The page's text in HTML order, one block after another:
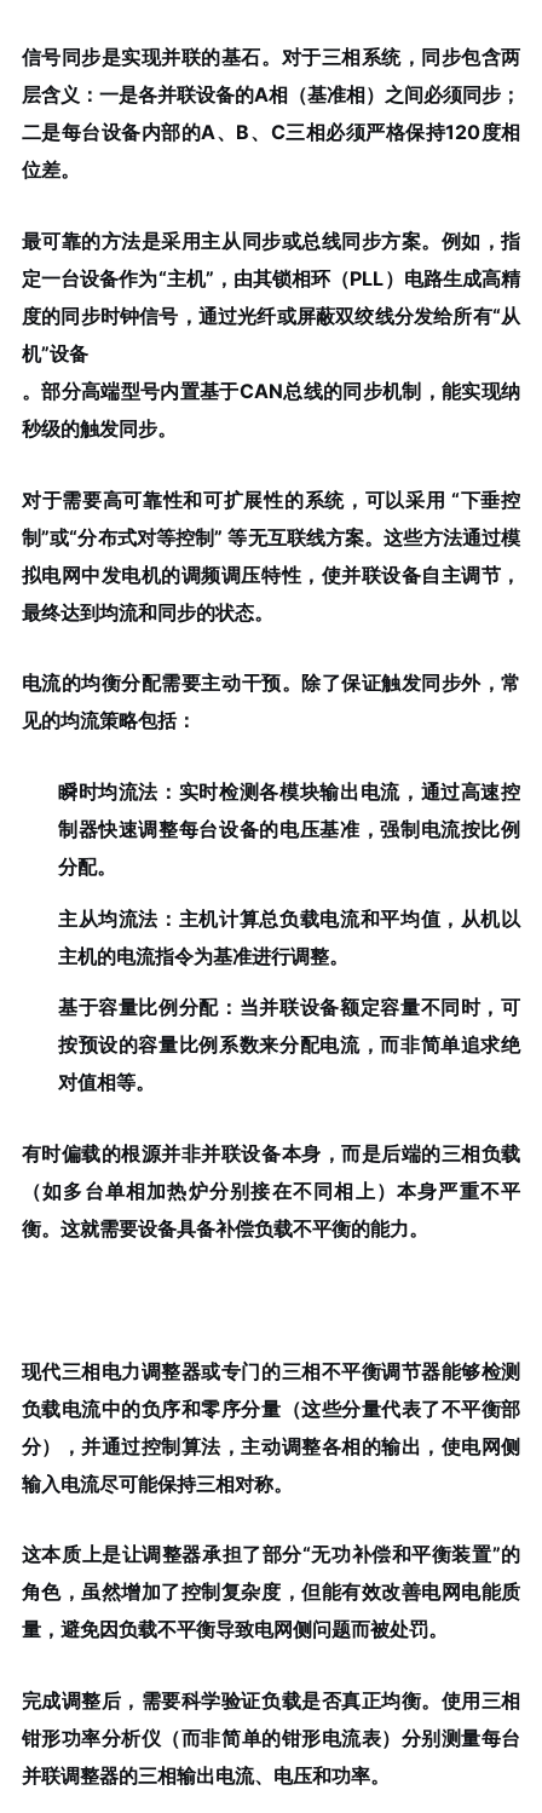
信号同步是实现并联的基石。对于三相系统，同步包含两
层含义：一是各并联设备的A相（基准相）之间必须同步；
二是每台设备内部的A、B、C三相必须严格保持120度相
位差。
最可靠的方法是采用主从同步或总线同步方案。例如，指
定一台设备作为“主机”，由其锁相环（PLL）电路生成高精
度的同步时钟信号，通过光纤或屏蔽双绞线分发给所有“从
机”设备
。部分高端型号内置基于CAN总线的同步机制，能实现纳
秒级的触发同步。
对于需要高可靠性和可扩展性的系统，可以采用“下垂控
制”或“分布式对等控制” 等无互联线方案。这些方法通过模
拟电网中发电机的调频调压特性，使并联设备自主调节，
最终达到均流和同步的状态。
电流的均衡分配需要主动干预。除了保证触发同步外，常
见的均流策略包括：
瞬时均流法 ：实时检测各模块输出电流，通过高速控
制器快速调整每台设备的电压基准，强制电流按比例
分配。
主从均流法 ：主机计算总负载电流和平均值，从机以
主机的电流指令为基准进行调整。
基于容量比例分配 ：当并联设备额定容量不同时，可
按预设的容量比例系数来分配电流，而非简单追求绝
对值相等。
有时偏载的根源并非并联设备本身，而是后端的三相负载
（如多台单相加热炉分别接在不同相上）本身严重不平
衡。这就需要设备具备补偿负载不平衡的能力。
现代三相电力调整器或专门的三相不平衡调节器能够检测
负载电流中的负序和零序分量 （这些分量代表了不平衡部
分），并通过控制算法，主动调整各相的输出，使电网侧
输入电流尽可能保持三相对称。
这本质上是让调整器承担了部分“无功补偿和平衡装置”的
角色，虽然增加了控制复杂度，但能有效改善电网电能质
量，避免因负载不平衡导致电网侧问题而被处罚。
完成调整后，需要科学验证负载是否真正均衡。使用 三相
钳形功率分析仪 （而非简单的钳形电流表）分别测量每台
并联调整器的三相输出电流、电压和功率。